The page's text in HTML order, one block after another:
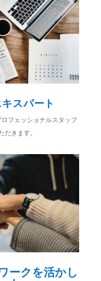
スパート
フェッショナルスタッフ
だきます。
ークを活かし